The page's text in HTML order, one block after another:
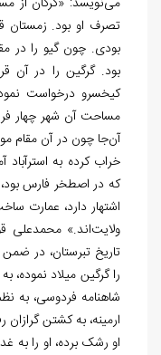
تصرف او بود. زمستان
بودی. چون گیو را در
بود. گرگین را در آن
کیخسرو درخواست
مساحت آن شهر چهار
آنجا چون در آن مقام
خراب کرده به استرآباد
که در اصطخر فارس
اشتهار دارد، عمارت
ولایتاند.» محمدعلی
تاریخ تبرستان، در
را گرگین میلاد
شاهنامه فردوسی، به
ارمینه، به کشتن
او رشک برده، او را به